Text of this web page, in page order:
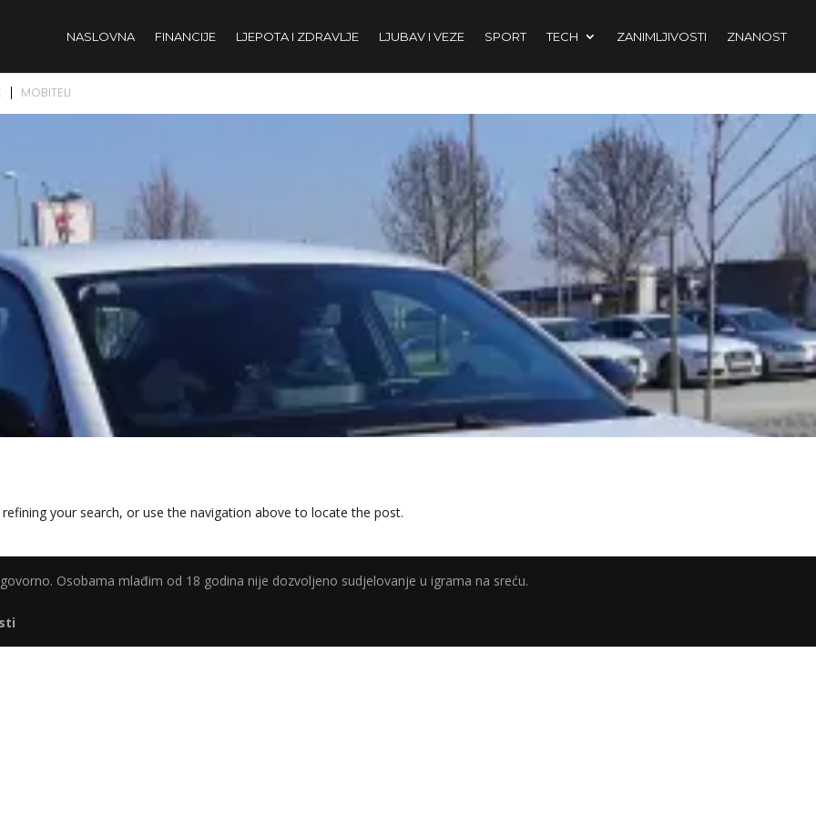
NASLOVNA FINANCIJE LJEPOTA I ZDRAVLJE LJUBAV I VEZE SPORT TECH ZANIMLJIVOSTI ZNANOST
your search, or use the navigation above to locate the post.
Osobama mlađim od 18 godina nije dozvoljeno sudjelovanje u igrama na sreću.